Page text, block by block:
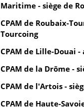
Maritime - siège de
CPAM de Roubaix-
Tourcoing
CPAM de Lille-Douai -
CPAM de la Drôme -
CPAM de l'Artois -
CPAM de Haute-